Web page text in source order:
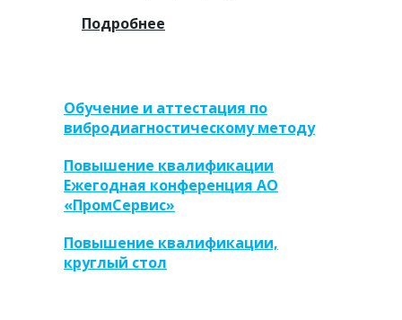
Подробнее
Обучение и аттестация по
вибродиагностическому методу
Повышение квалификации
Ежегодная конференция АО
«ПромСервис»
Повышение квалификации,
круглый стол